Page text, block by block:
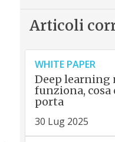
Articoli
WHITE PAPER
Deep learning
funziona, cosa
porta
30 Lug 2025